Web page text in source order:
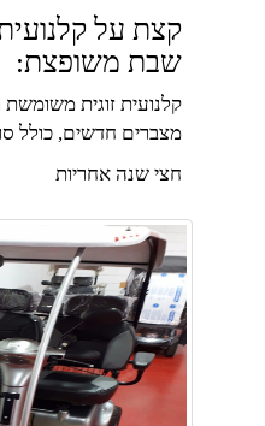
קצת על
שבת משופצת:
קלנועית זוגית
מצברים חדשים, כולל
חצי שנה אחריות